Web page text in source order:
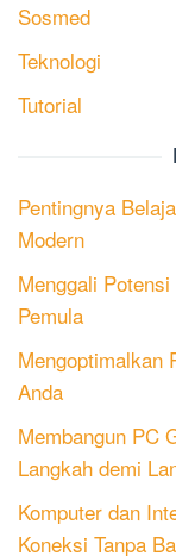
Sosmed
Teknologi
Tutorial
Pentingnya
Modern
Menggali
Pemula
Mengoptimalkan
Anda
Membangun PC
Langkah demi
Komputer dan
Koneksi Tanpa